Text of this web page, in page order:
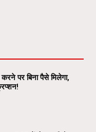
पर बिना पैसे मिलेगा,